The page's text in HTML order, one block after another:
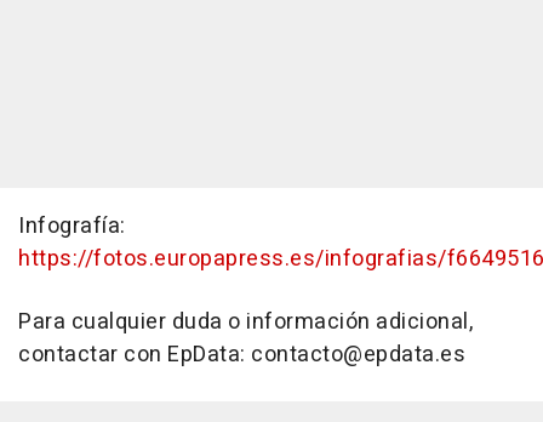
Infografía:
https://fotos.europapress.es/infografias/
Para cualquier duda o información adicional,
contactar con EpData: contacto@epdata.es